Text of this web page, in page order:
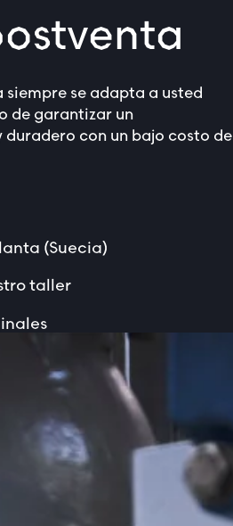
se adapta a usted
de garantizar un
con un bajo costo de
(Suecia)
taller